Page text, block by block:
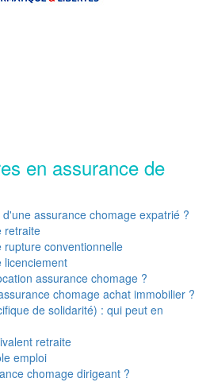
en assurance de
assurance chomage expatrié ?
retraite
conventionnelle
licenciement
assurance chomage ?
chomage achat immobilier ?
de solidarité) : qui peut en
retraite
emploi
chomage dirigeant ?